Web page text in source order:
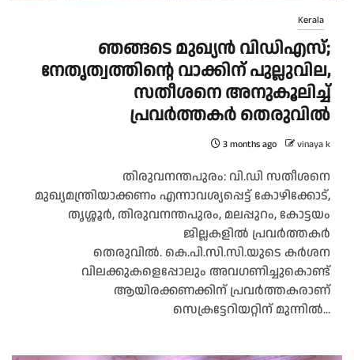
Kerala
ഞങ്ങടെ മുഖ്യൻ വിഡിഎസ്;
നേതൃത്വത്തിന്റെ വാക്കിന് പുല്ലുവില,
സതീശനെ അനുകൂലിച്ച്
പ്രവർത്തകർ തെരുവിൽ
3 months ago vinaya k
തിരുവനന്തപുരം: വി.ഡി സതീശനെ
മുഖ്യമന്ത്രിയാക്കണം എന്നാവശ്യപ്പെട്ട് കോഴിക്കോട്,
തൃശ്ശൂർ, തിരുവനന്തപുരം, മലപ്പുറം, കോട്ടയം
ജില്ലകളിൽ പ്രവർത്തകർ
തെരുവിൽ. കെ.പി.സി.സി.യുടെ കർശന
വിലക്കുകളെപ്പോലും അവഗണിച്ചുകൊണ്ട്
ആയിരക്കണക്കിന് പ്രവർത്തകരാണ്
സെക്രട്ടേറിയറ്റിന് മുന്നിൽ...